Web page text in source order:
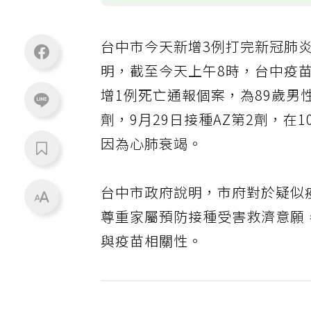
台中市今天新增3例打完新冠肺
明，截至今天上午8時，台中疫
增1例死亡通報個案，為89歲男
劑，9月29日接種AZ第2劑，在
因為心肺衰竭。
台中市政府說明，市府對於疑
尊重家屬預防接種受害救濟意
與疫苗相關性。